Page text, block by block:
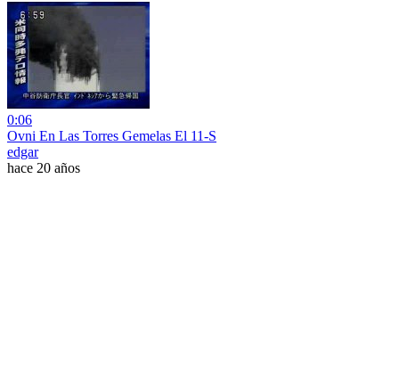
0:06
Ovni En Las Torres Gemelas El 11-S
edgar
hace 20 años